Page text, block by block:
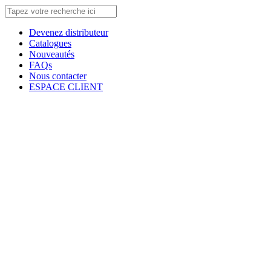
Devenez distributeur
Catalogues
Nouveautés
FAQs
Nous contacter
ESPACE CLIENT